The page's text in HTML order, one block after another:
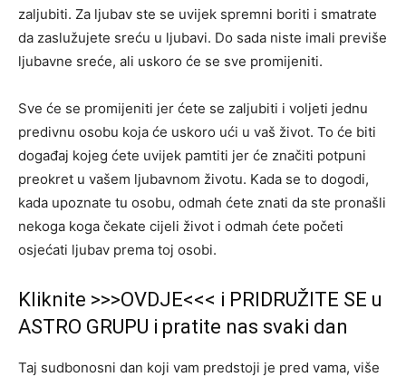
zaljubiti. Za ljubav ste se uvijek spremni boriti i smatrate
da zaslužujete sreću u ljubavi. Do sada niste imali previše
ljubavne sreće, ali uskoro će se sve promijeniti.
Sve će se promijeniti jer ćete se zaljubiti i voljeti jednu
predivnu osobu koja će uskoro ući u vaš život. To će biti
događaj kojeg ćete uvijek pamtiti jer će značiti potpuni
preokret u vašem ljubavnom životu. Kada se to dogodi,
kada upoznate tu osobu, odmah ćete znati da ste pronašli
nekoga koga čekate cijeli život i odmah ćete početi
osjećati ljubav prema toj osobi.
Kliknite >>>OVDJE<<< i PRIDRUŽITE SE u
ASTRO GRUPU i pratite nas svaki dan
Taj sudbonosni dan koji vam predstoji je pred vama, više